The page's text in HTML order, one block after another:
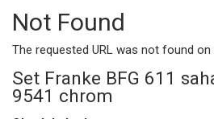
Not Found
The requested URL was not found on
Set Franke BFG 611
9541 chrom